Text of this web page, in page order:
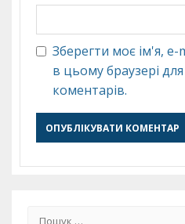
Зберегти моє ім'я, e-
в цьому браузері
коментарів.
Пошук: